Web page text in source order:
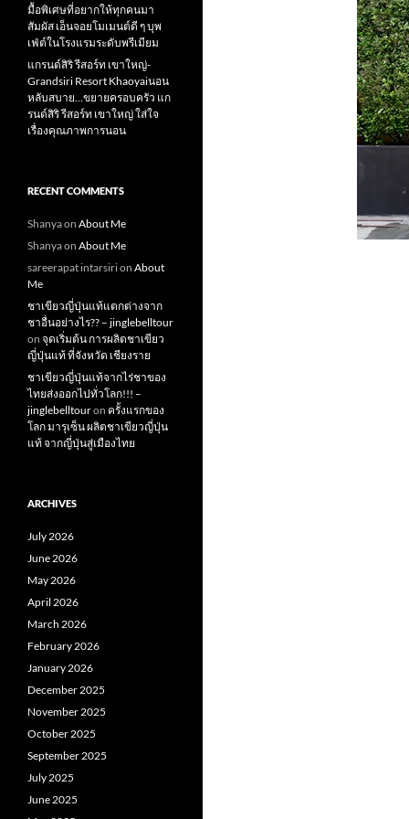
มื้อพิเศษที่อยากให้ทุกคนมา
สัมผัส เอ็นจอยโมเมนต์ดี ๆ บุพ
เฟ่ต์ในโรงแรมระดับพรีเมียม
แกรนด์สิริ​ รีสอร์ท​ เขาใหญ่​-
Grandsiri​ Resort​ Khaoyaiนอน
หลับสบาย…ขยายครอบครัว แก
รนด์สิริ รีสอร์ท เขาใหญ่ ใส่ใจ
เรื่องคุณภาพการนอน
RECENT COMMENTS
Shanyaon About Me
Shanyaon About Me
sareerapat intarsirion About
Me
ชาเขียวญี่ปุ่นแท้แตกต่างจาก
ชาอื่นอย่างไร?? – jinglebelltour
on จุดเริ่มต้น การผลิตชาเขียว
ญี่ปุ่นแท้ ที่จังหวัด เชียงราย
ชาเขียวญี่ปุ่นแท้จากไร่ชาของ
ไทยส่งออกไปทั่วโลก!!! –
jinglebelltouron ครั้งแรกของ
โลก มารุเซ็น ผลิตชาเขียวญี่ปุ่น
แท้ จากญี่ปุ่นสู่เมืองไทย
ARCHIVES
July 2026
June 2026
May 2026
April 2026
March 2026
February 2026
January 2026
December 2025
November 2025
October 2025
September 2025
July 2025
June 2025